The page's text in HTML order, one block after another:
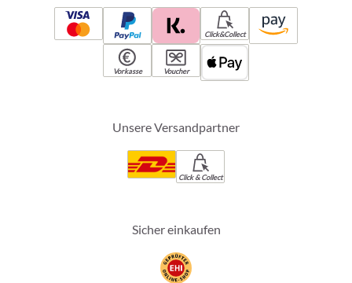
Click&Collect
Vorkasse Voucher
Unsere Versandpartner
Click & Collect
Sicher einkaufen